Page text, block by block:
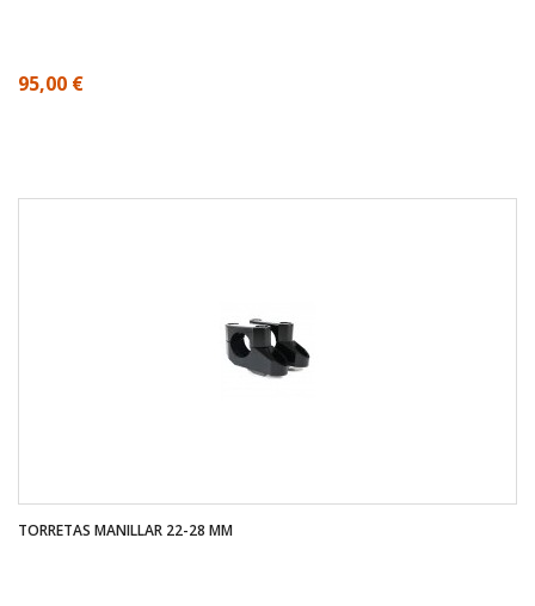
95,00 €
TORRETAS MANILLAR 22-28 MM